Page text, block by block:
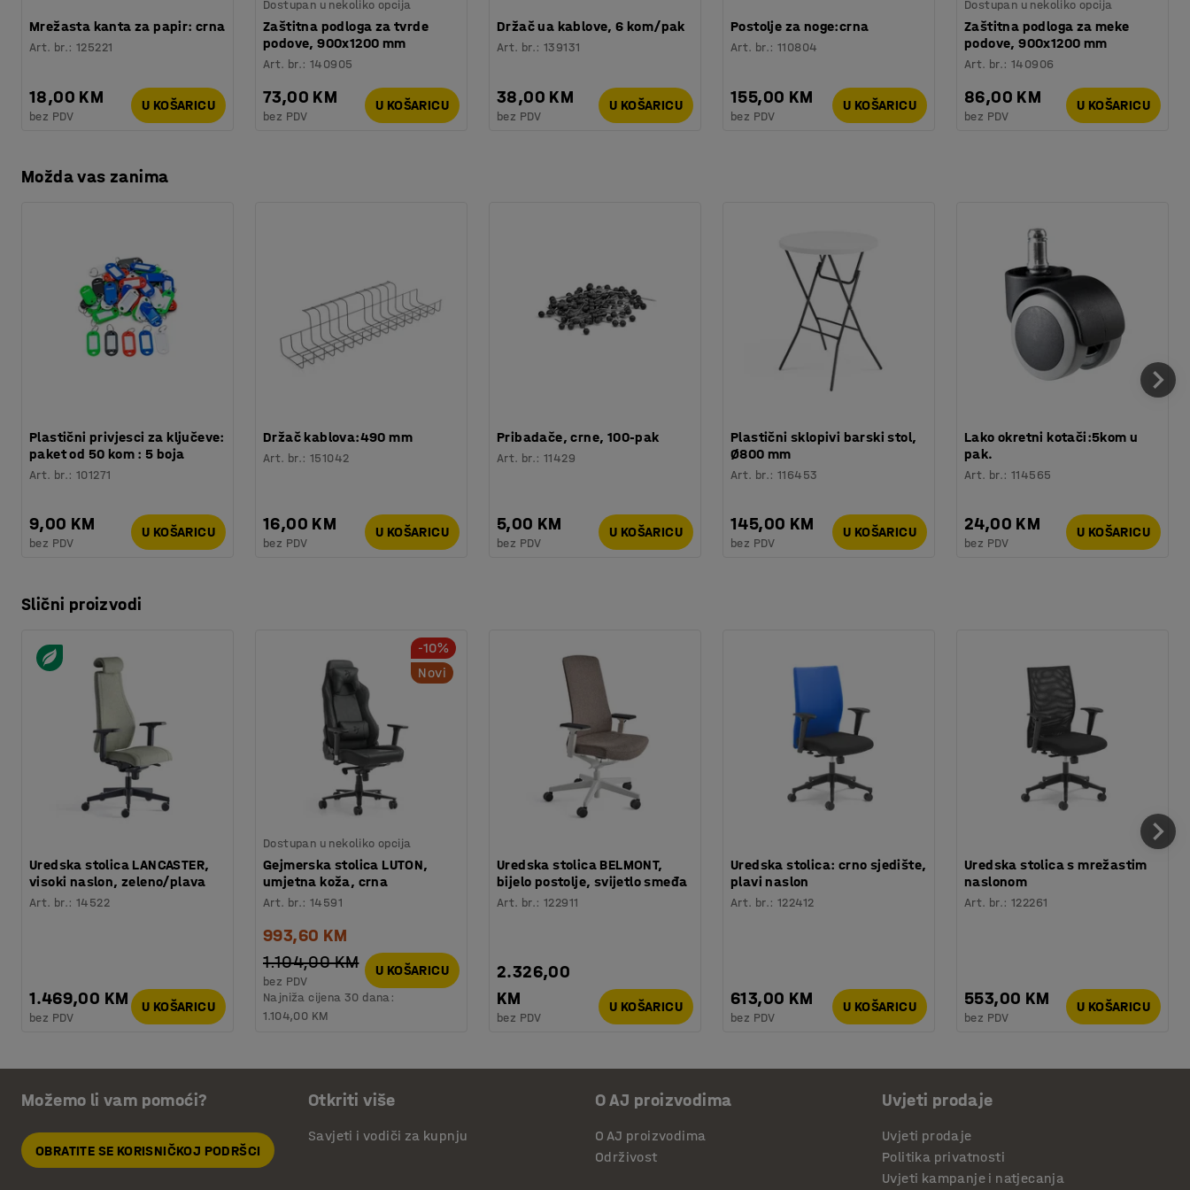
Mrežasta kanta za papir: crna
Art. br.:125221
18,00 KM
bez PDV
U KOŠARICU
Dostupan u nekoliko opcija
Zaštitna podloga za tvrde
podove, 900x1200 mm
Art. br.:140905
73,00 KM
bez PDV
U KOŠARICU
Držač ua kablove, 6 kom/pak
Art. br.:139131
38,00 KM
bez PDV
U KOŠARICU
Postolje za noge:crna
Art. br.:110804
155,00 KM
bez PDV
U KOŠARICU
Dostupan u nekoliko opcija
Zaštitna podloga za meke
podove, 900x1200 mm
Art. br.:140906
86,00 KM
bez PDV
U KOŠARICU
Možda vas zanima
Plastični privjesci za ključeve:
paket od 50 kom : 5 boja
Art. br.:101271
9,00 KM
bez PDV
U KOŠARICU
Držač kablova:490 mm
Art. br.:151042
16,00 KM
bez PDV
U KOŠARICU
Pribadače, crne, 100-pak
Art. br.:11429
5,00 KM
bez PDV
U KOŠARICU
Plastični sklopivi barski stol,
Ø800 mm
Art. br.:116453
145,00 KM
bez PDV
U KOŠARICU
Lako okretni kotači:5kom u
pak.
Art. br.:114565
24,00 KM
bez PDV
U KOŠARICU
Slični proizvodi
Uredska stolica LANCASTER,
visoki naslon, zeleno/plava
Art. br.:14522
1.469,00 KM
bez PDV
U KOŠARICU
-10%
Novi
Dostupan u nekoliko opcija
Gejmerska stolica LUTON,
umjetna koža, crna
Art. br.:14591
993,60 KM
1.104,00 KM
bez PDV
U KOŠARICU
Najniža cijena 30 dana:
1.104,00 KM
Uredska stolica BELMONT,
bijelo postolje, svijetlo smeđa
Art. br.:122911
2.326,00
KM
bez PDV
U KOŠARICU
Uredska stolica: crno sjedište,
plavi naslon
Art. br.:122412
613,00 KM
bez PDV
U KOŠARICU
Uredska stolica s mrežastim
naslonom
Art. br.:122261
553,00 KM
bez PDV
U KOŠARICU
Možemo li vam pomoći?
OBRATITE SE KORISNIČKOJ PODRŠCI
Otkriti više
Savjeti i vodiči za kupnju
O AJ proizvodima
O AJ proizvodima
Održivost
Uvjeti prodaje
Uvjeti prodaje
Politika privatnosti
Uvjeti kampanje i natjecanja